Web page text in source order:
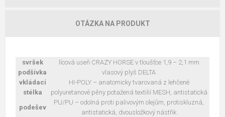
OTÁZKA NA PRODUKT
svršek
lícová useň CRAZY HORSE v tloušťce 1,9 – 2,1 mm
podšívka
vlasový plyš DELTA
vkládací
stélka
HI-POLY – anatomicky tvarovaná z lehčené
polyuretanové pěny potažená textilií MESH, antistatická
podešev
PU/PU – odolná proti palivovým olejům, protiskluzná,
antistatická, dvousložkový nástřik